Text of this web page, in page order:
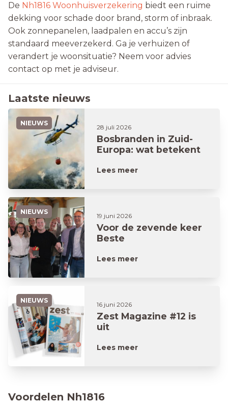
De Nh1816 Woonhuisverzekering biedt een ruime
dekking voor schade door brand, storm of inbraak.
Ook zonnepanelen, laadpalen en accu’s zijn
standaard meeverzekerd. Ga je verhuizen of
verandert je woonsituatie? Neem voor advies
contact op met je adviseur.
Laatste nieuws
NIEUWS
28 juli 2026
Bosbranden in Zuid-
Europa: wat betekent
Lees meer
NIEUWS
19 juni 2026
Voor de zevende keer
Beste
Lees meer
NIEUWS
16 juni 2026
Zest Magazine #12 is
uit
Lees meer
Voordelen Nh1816